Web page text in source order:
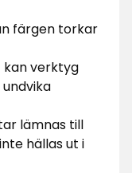
färgen torkar
kan verktyg
lämnas till
hällas ut i